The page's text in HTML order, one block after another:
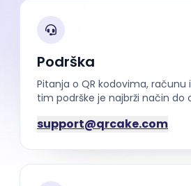
Podrška
Pitanja o QR kodovima, računu
tim podrške je najbrži način do
support@qrcake.com